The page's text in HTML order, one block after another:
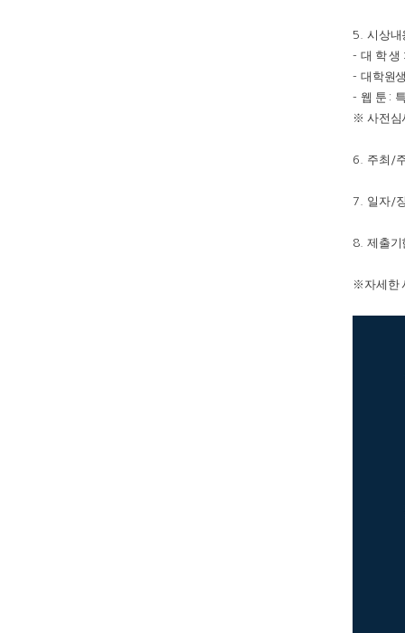
5. 시상내
- 대 학 생
- 대학원
- 웹 툰 :
※ 사전
6. 주최 /
7. 일자/
8. 제출
※ 자세한